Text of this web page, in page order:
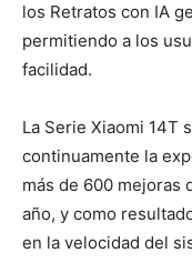
los Retratos con IA
permitiendo a los
facilidad.
La Serie Xiaomi 14T
continuamente la
más de 600 mejoras
año, y como
en la velocidad del